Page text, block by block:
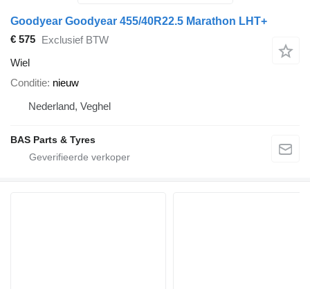
Goodyear Goodyear 455/40R22.5 Marathon LHT+
€ 575
Exclusief BTW
Wiel
Conditie nieuw
Nederland, Veghel
BAS Parts & Tyres